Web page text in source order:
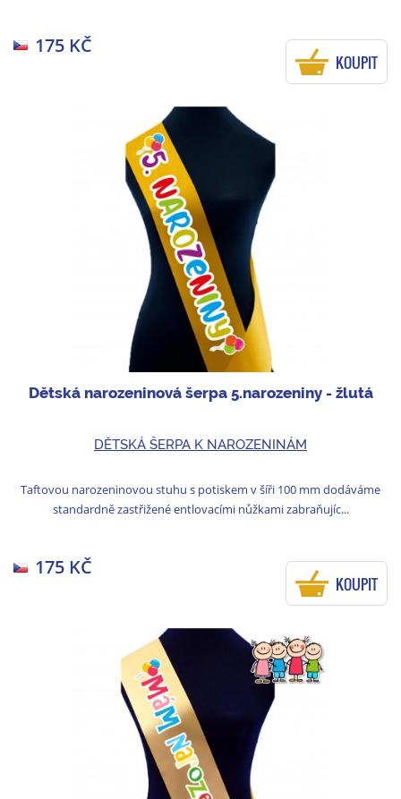
175 KČ
KOUPIT
Dětská narozeninová šerpa 5.narozeniny - žlutá
DĚTSKÁ ŠERPA K NAROZENINÁM
Taftovou narozeninovou stuhu s potiskem v šíři 100 mm dodáváme
standardně zastřižené entlovacími nůžkami zabraňujíc...
175 KČ
KOUPIT